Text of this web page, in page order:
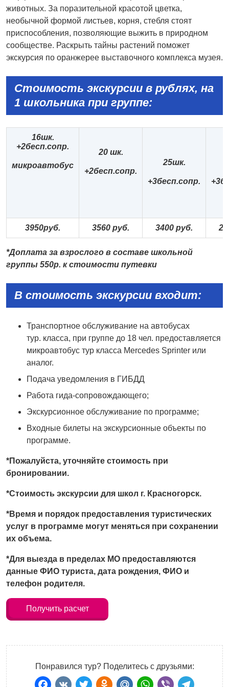
животных. За поразительной красотой цветка,
необычной формой листьев, корня, стебля стоят
приспособления, позволяющие выжить в природном
сообществе. Раскрыть тайны растений поможет
экскурсия по оранжерее выставочного комплекса музея.
Стоимость экскурсии в рублях, на
1 школьника при группе:
16шк.
+2бесп.сопр.
микроавтобус
20 шк.
+2бесп.сопр.
25шк.
+3бесп.сопр.
3950руб. 3560 руб. 3400 руб. 2
*Доплата за взрослого в составе школьной
группы 550р. к стоимости путевки
В стоимость экскурсии входит:
Транспортное обслуживание на автобусах
тур. класса, при группе до 18 чел. предоставляется
микроавтобус тур класса Mercedes Sprinter или
аналог.
Подача уведомления в ГИБДД
Работа гида-сопровождающего;
Экскурсионное обслуживание по программе;
Входные билеты на экскурсионные объекты по
программе.
*Пожалуйста, уточняйте стоимость при
бронировании.
*Стоимость экскурсии для школ г. Красногорск.
*Время и порядок предоставления туристических
услуг в программе могут меняться при сохранении
их объема.
*Для выезда в пределах МО предоставляются
данные ФИО туриста, дата рождения, ФИО и
телефон родителя.
Получить расчет
Понравился тур? Поделитесь с друзьями: